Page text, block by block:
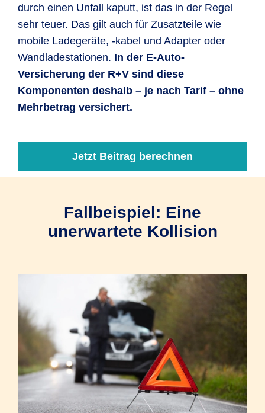
durch einen Unfall kaputt, ist das in der Regel
sehr teuer. Das gilt auch für Zusatzteile wie
mobile Ladegeräte, -kabel und Adapter oder
Wandladestationen. In der E-Auto-
Versicherung der R+V sind diese
Komponenten deshalb – je nach Tarif – ohne
Mehrbetrag versichert.
Jetzt Beitrag berechnen
Fallbeispiel: Eine
unerwartete Kollision